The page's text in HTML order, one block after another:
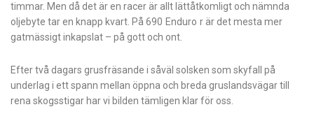
timmar. Men då det är en racer är allt lättåtkomligt och nämnda
oljebyte tar en knapp kvart. På 690 Enduro r är det mesta mer
gatmässigt inkapslat – på gott och ont.
Efter två dagars grusfräsande i såväl solsken som skyfall på
underlag i ett spann mellan öppna och breda gruslandsvägar till
rena skogsstigar har vi bilden tämligen klar för oss.